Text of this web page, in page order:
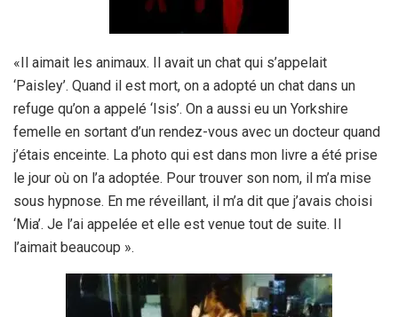
«Il aimait les animaux. Il avait un chat qui s’appelait
‘Paisley’. Quand il est mort, on a adopté un chat dans un
refuge qu’on a appelé ‘Isis’. On a aussi eu un Yorkshire
femelle en sortant d’un rendez-vous avec un docteur quand
j’étais enceinte. La photo qui est dans mon livre a été prise
le jour où on l’a adoptée. Pour trouver son nom, il m’a mise
sous hypnose. En me réveillant, il m’a dit que j’avais choisi
‘Mia’. Je l’ai appelée et elle est venue tout de suite. Il
l’aimait beaucoup ».